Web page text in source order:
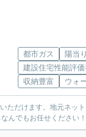
都市ガス
陽当
建設住宅性能評
収納豊富
ウォ
ただけます。地元ネッ
んでもお任せください！